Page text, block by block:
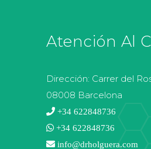
Atención Al
Dirección: Carrer del
08008 Barcelona
+34 622848736
+34 622848736
info@drholguera.com